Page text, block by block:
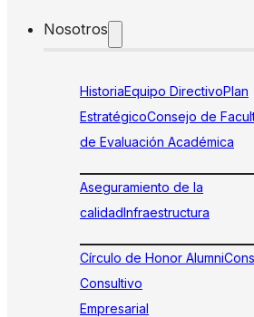
Nosotros
HistoriaEquipo DirectivoPlan
EstratégicoConsejo de
de Evaluación Académica
Aseguramiento de la
calidadInfraestructura
Círculo de Honor Alumni
Consultivo
Empresarial